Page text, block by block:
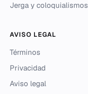
Jerga y coloquialismos
AVISO LEGAL
Términos
Privacidad
Aviso legal